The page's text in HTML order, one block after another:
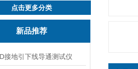
点击更多分类
新品推荐
接地引下线导通测试仪